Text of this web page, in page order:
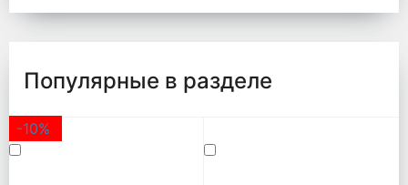
Популярные в разделе
-10%